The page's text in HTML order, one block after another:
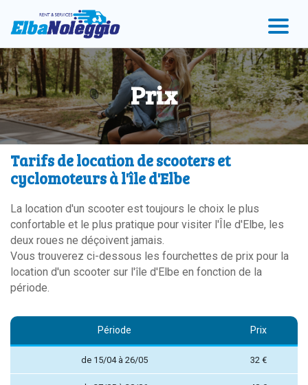
menu
contenu
principal
pied
de
page
Prix
Tarifs de location de scooters et
cyclomoteurs à l'île d'Elbe
La location d'un scooter est toujours le choix le plus
confortable et le plus pratique pour visiter l'Île d'Elbe, les
deux roues ne déçoivent jamais.
Vous trouverez ci-dessous les fourchettes de prix pour la
location d'un scooter sur l'île d'Elbe en fonction de la
période.
Période Prix
de 15/04 à 26/05 32 €